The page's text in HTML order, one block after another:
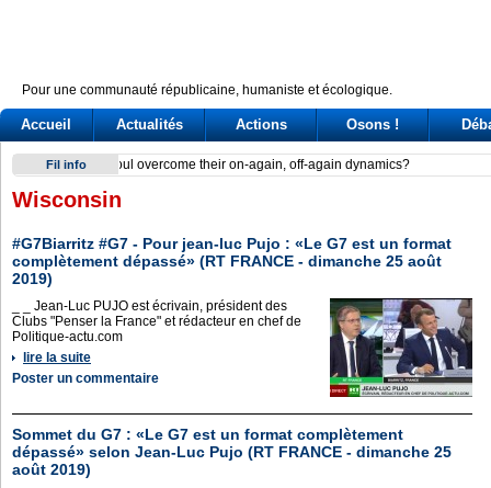
Pour une communauté républicaine, humaniste et écologique.
Accueil Actualités Actions Osons !
Fil info Delmastro, bagarre sulle chat. La Camera nega l’utilizzo e
Wisconsin
#G7Biarritz #G7 - Pour jean-luc Pujo : «Le G7 est un format
complètement dépassé» (RT FRANCE - dimanche 25 août
2019)
_ _ Jean-Luc PUJO est écrivain, président des
Clubs "Penser la France" et rédacteur en chef de
Politique-actu.com
lire la suite
Poster un commentaire
Sommet du G7 : «Le G7 est un format complètement
dépassé» selon Jean-Luc Pujo (RT FRANCE - dimanche 25
août 2019)